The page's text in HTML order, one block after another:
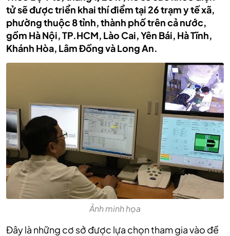
tử sẽ được triển khai thí điểm tại 26 trạm y tế xã,
phường thuộc 8 tỉnh, thành phố trên cả nước,
gồm Hà Nội, TP.HCM, Lào Cai, Yên Bái, Hà Tĩnh,
Khánh Hòa, Lâm Đồng và Long An.
Ảnh minh họa
Đây là những cơ sở được lựa chọn tham gia vào đề